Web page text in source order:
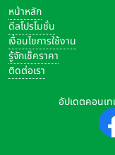
หน้าหลัก
ดีลโปรโมชั่น
เงื่อนไขการใช้งาน
รู้จักเช็คราคา
ติดต่อเรา
อัปเดตคอนเ